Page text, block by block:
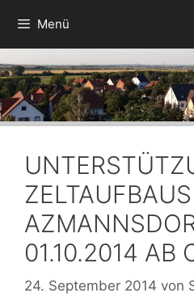
Inhalt
springen
Menü
01.10.2014 AB
24. September 2014 von